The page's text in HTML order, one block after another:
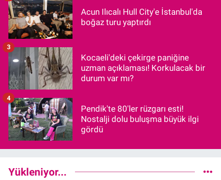
Acun Ilıcalı Hull City'e İstanbul'da
boğaz turu yaptırdı
Kocaeli'deki çekirge paniğine
uzman açıklaması! Korkulacak bir
durum var mı?
3
Pendik'te 80'ler rüzgarı esti!
Nostalji dolu buluşma büyük ilgi
gördü
4
Yükleniyor...